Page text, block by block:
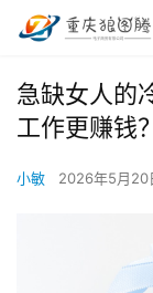
急缺女人的
工作更赚钱？
小敏 2026年5月20